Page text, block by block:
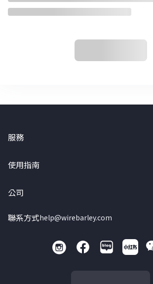
服務
使用指南
公司
聯系方式help@wirebarley.com